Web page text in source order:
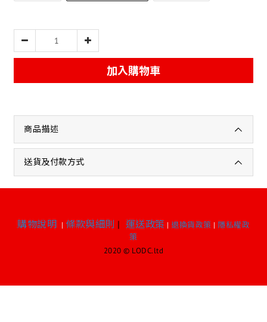
加入購物車
商品描述
送貨及付款方式
購物說明 | 條款與細則 | 運送政策 | 退換貨政策 | 隱私權政
策
2020 © LODC.ltd